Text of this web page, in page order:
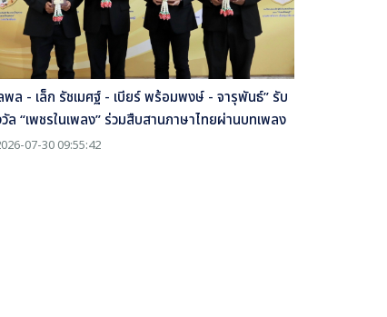
ล - เล็ก รัชเมศฐ์ - เบียร์ พร้อมพงษ์ - จารุพันธ์” รับ
ล “เพชรในเพลง” ร่วมสืบสานภาษาไทยผ่านบทเพลง
07-30 09:55:42